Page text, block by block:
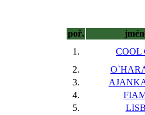
poř.
1.
COOL
2.
3.
4.
5.